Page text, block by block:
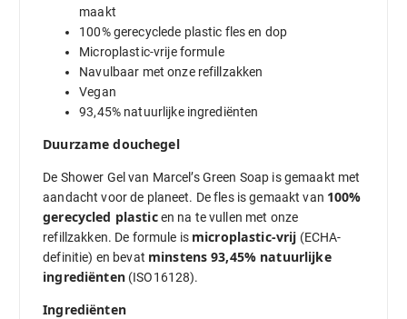
maakt
100% gerecyclede plastic fles en dop
Microplastic-vrije formule
Navulbaar met onze refillzakken
Vegan
93,45% natuurlijke ingrediënten
Duurzame douchegel
De Shower Gel van Marcel’s Green Soap is gemaakt met
aandacht voor de planeet. De fles is gemaakt van 100%
gerecycled plasticen na te vullen met onze
refillzakken. De formule is microplastic-vrij (ECHA-
definitie) en bevat minstens 93,45% natuurlijke
ingrediënten(ISO16128).
Ingrediënten